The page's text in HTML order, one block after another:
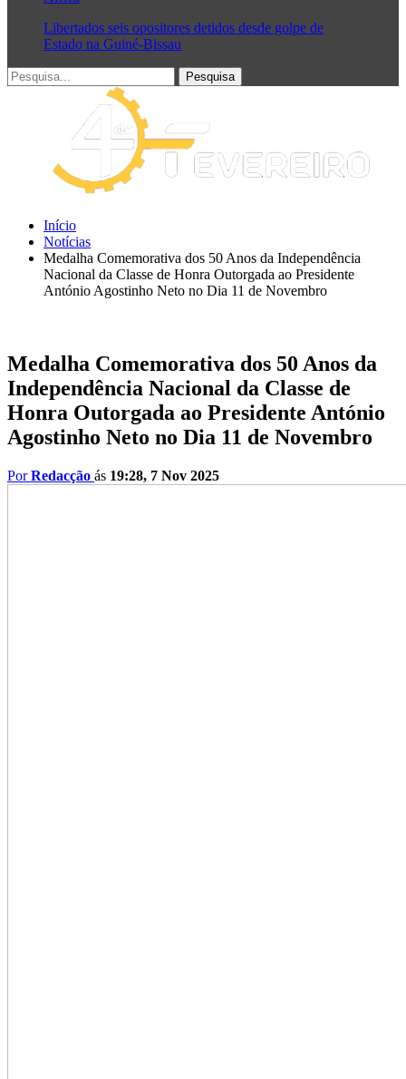
Libertados seis opositores detidos desde golpe de
Estado na Guiné-Bissau
Início
Notícias
Medalha Comemorativa dos 50 Anos da Independência
Nacional da Classe de Honra Outorgada ao Presidente
António Agostinho Neto no Dia 11 de Novembro
Medalha Comemorativa dos 50 Anos da
Independência Nacional da Classe de
Honra Outorgada ao Presidente António
Agostinho Neto no Dia 11 de Novembro
PorRedacção ás 19:28, 7 Nov 2025